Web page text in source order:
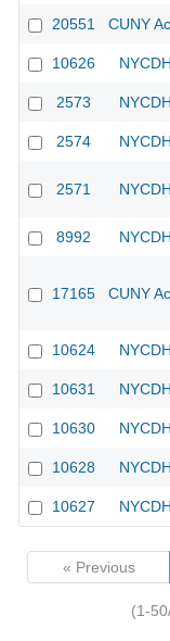
20551 CUNY
10626
2573
2574
2571
8992
17165 CUNY
10624
10631
10630
10628
10627
« Previous
(1-